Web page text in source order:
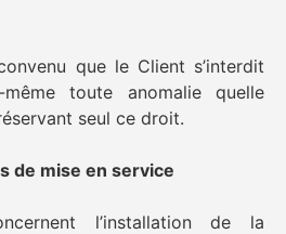
que le Client s’interdit
toute anomalie quelle
seul ce droit.
de mise en service
l’installation de la